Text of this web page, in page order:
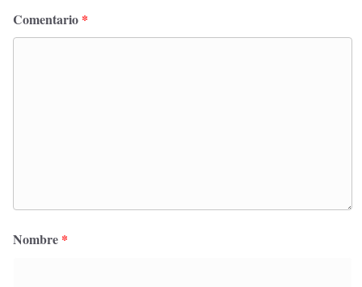
Comentario *
Nombre *